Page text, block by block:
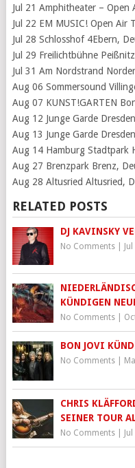
Jul 21 Amphitheater – Open
Jul 22 EM MUSIC! Open Air
Jul 28 Schlosshof 4Ebern,
Jul 29 Freilichtbühne
Jul 31 Am Nordstrand
Aug 06 Sommersound
Aug 07 KUNST!GARTEN
Aug 12 Junge Garde
Aug 13 Junge Garde
Aug 14 Hamburg Stadtpark
Aug 27 Brenzpark Brenz,
Aug 28 Altusried Altusried,
RELATED POSTS
DJ KAVINSKY
No Comments|
KÜNDIGEN
No Comments|
BON JOVI
No Comments|
CHRIS
SEINER TOUR
No Comments|